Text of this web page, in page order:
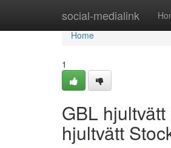
social-medialink
Home
Home
1
GBL
hjultvätt